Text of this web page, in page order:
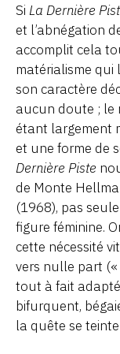
Si La Dernière
et l’abnégation
accomplit cela
matérialisme qui
son caractère
aucun doute ; le
étant largement
et une forme de
Dernière Piste
de Monte
(1968), pas
figure féminine.
cette nécessité
vers nulle part
tout à fait
bifurquent,
la quête se